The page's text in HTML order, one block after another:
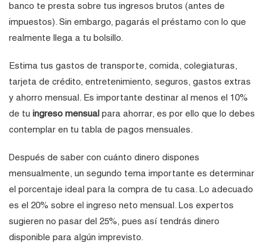
banco te presta sobre tus ingresos brutos (antes de
impuestos). Sin embargo, pagarás el préstamo con lo que
realmente llega a tu bolsillo.
Estima tus gastos de transporte, comida, colegiaturas,
tarjeta de crédito, entretenimiento, seguros, gastos extras
y ahorro mensual. Es importante destinar al menos el 10%
de tu ingreso mensual para ahorrar, es por ello que lo debes
contemplar en tu tabla de pagos mensuales.
Después de saber con cuánto dinero dispones
mensualmente, un segundo tema importante es determinar
el porcentaje ideal para la compra de tu casa. Lo adecuado
es el 20% sobre el ingreso neto mensual. Los expertos
sugieren no pasar del 25%, pues así tendrás dinero
disponible para algún imprevisto.